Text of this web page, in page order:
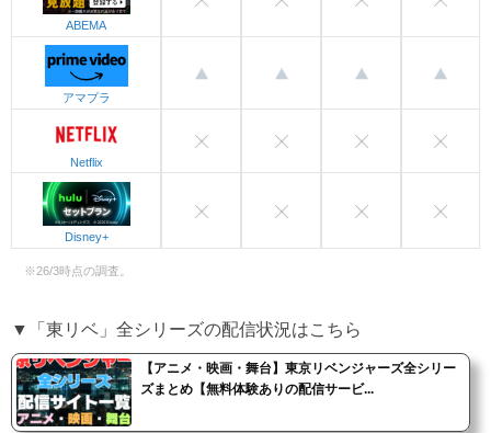
ABEMA
アマプラ
Netflix
Disney+
※26/3時点の調査。
▼「東リベ」全シリーズの配信状況はこちら
【アニメ・映画・舞台】東京リベンジャーズ全シリー
ズまとめ【無料体験ありの配信サービ...